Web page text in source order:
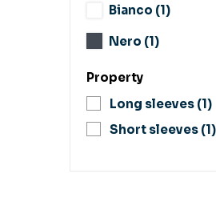
Bianco (1)
Nero (1)
Property
Long sleeves (1)
Short sleeves (1)